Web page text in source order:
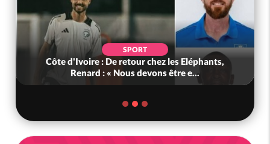
POLITIQUE
Bénin : L'ancien président Patrice Talon élu à la
tête du Sénat